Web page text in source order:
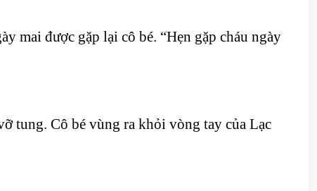
mai được gặp lại cô bé. “Hẹn gặp cháu ngày
tung. Cô bé vùng ra khỏi vòng tay của Lạc